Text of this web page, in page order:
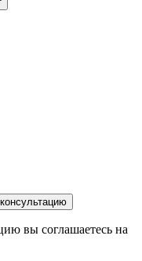
вы соглашаетесь на